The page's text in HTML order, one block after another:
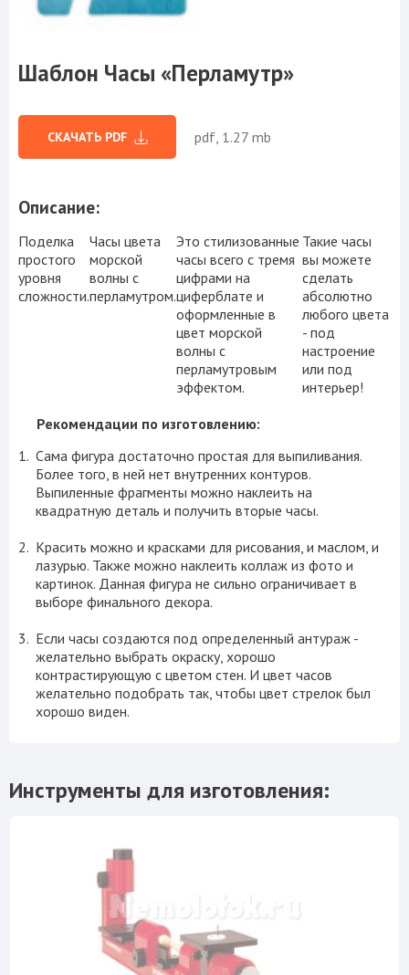
Шаблон Часы «Перламутр»
СКАЧАТЬ PDF pdf, 1.27 mb
Описание:
Поделка
простого
уровня
сложности.
Часы цвета
морской
волны с
перламутром.
Это стилизованные
часы всего с тремя
цифрами на
циферблате и
оформленные в
цвет морской
волны с
перламутровым
эффектом.
Такие часы
вы можете
сделать
абсолютно
любого цвета
- под
настроение
или под
интерьер!
Рекомендации по изготовлению:
Сама фигура достаточно простая для выпиливания.
Более того, в ней нет внутренних контуров.
Выпиленные фрагменты можно наклеить на
квадратную деталь и получить вторые часы.
Красить можно и красками для рисования, и маслом, и
лазурью. Также можно наклеить коллаж из фото и
картинок. Данная фигура не сильно ограничивает в
выборе финального декора.
Если часы создаются под определенный антураж -
желательно выбрать окраску, хорошо
контрастирующую с цветом стен. И цвет часов
желательно подобрать так, чтобы цвет стрелок был
хорошо виден.
Инструменты для изготовления: